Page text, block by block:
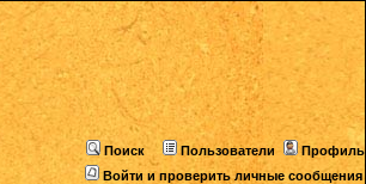
Поиск Пользователи
Профиль
Войти и проверить личные сообщения